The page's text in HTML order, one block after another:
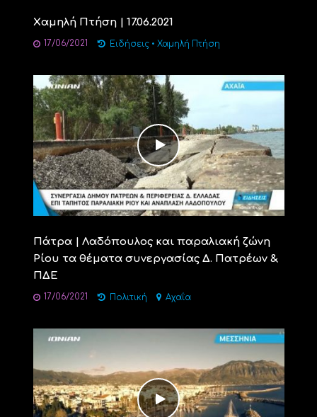
Xαμηλή Πτήση | 17.06.2021
17/06/2021 Ειδήσεις • Χαμηλή Πτήση
Πάτρα | Λαδόπουλος και παραλιακή ζώνη
Ρίου τα θέματα συνεργασίας Δ. Πατρέων &
ΠΔΕ
17/06/2021 Πολιτική Αχαΐα